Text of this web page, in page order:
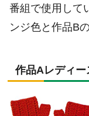
番組で使用して
ンジ色と作品B
作品Aレディ